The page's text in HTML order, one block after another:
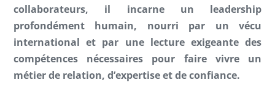
collaborateurs, il incarne un leadership
profondément humain, nourri par un vécu
international et par une lecture exigeante des
compétences nécessaires pour faire vivre un
métier de relation, d’expertise et de confiance.